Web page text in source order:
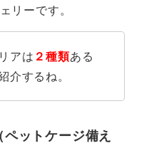
リーです。
アは ２種類ある
介するね。
ットケージ備え